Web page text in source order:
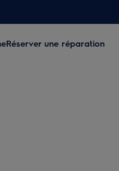
Réserver une réparation